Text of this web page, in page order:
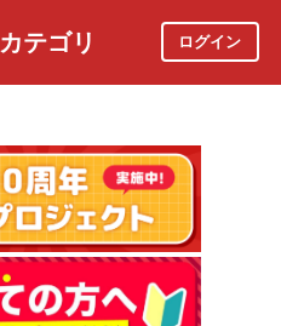
カテゴリ ログイン